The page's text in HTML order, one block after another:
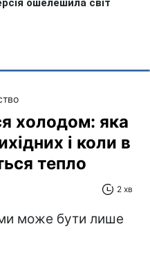
холодом: яка
і коли в
тепло
2 хв
може бути лише